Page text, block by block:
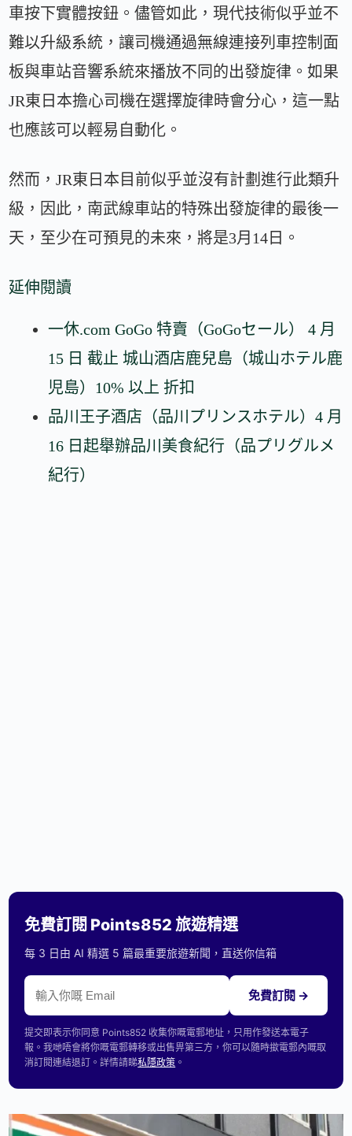
車按下實體按鈕。儘管如此，現代技術似乎並不
難以升級系統，讓司機通過無線連接列車控制面
板與車站音響系統來播放不同的出發旋律。如果
JR東日本擔心司機在選擇旋律時會分心，這一點
也應該可以輕易自動化。
然而，JR東日本目前似乎並沒有計劃進行此類升
級，因此，南武線車站的特殊出發旋律的最後一
天，至少在可預見的未來，將是3月14日。
延伸閱讀
一休.com GoGo 特賣（GoGoセール） 4 月
15 日 截止 城山酒店鹿兒島（城山ホテル鹿
児島）10% 以上 折扣
品川王子酒店（品川プリンスホテル）4 月
16 日起舉辦品川美食紀行（品プリグルメ
紀行）
免費訂閱 Points852 旅遊精選
每 3 日由 AI 精選 5 篇最重要旅遊新聞，直送你信箱
免費訂閱 →
提交即表示你同意 Points852 收集你嘅電郵地址，只用作發送本電子
報。我哋唔會將你嘅電郵轉移或出售畀第三方，你可以隨時撳電郵內嘅取
消訂閱連結退訂。詳情請睇私隱政策 。